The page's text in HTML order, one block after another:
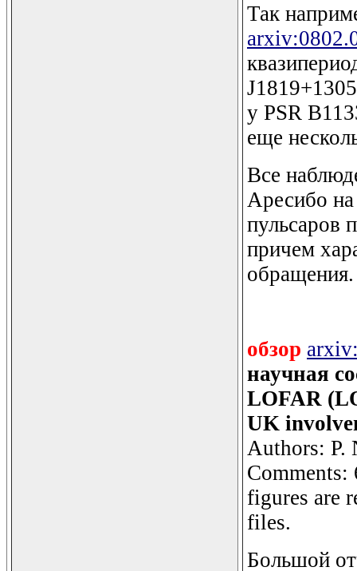
Так
у PSR
еще
Все
Аресибо
пульсаров
причем
обращения.
обзор
научная
LOFAR
UK
Authors: P.
Comments:
figures are
files.
Большой